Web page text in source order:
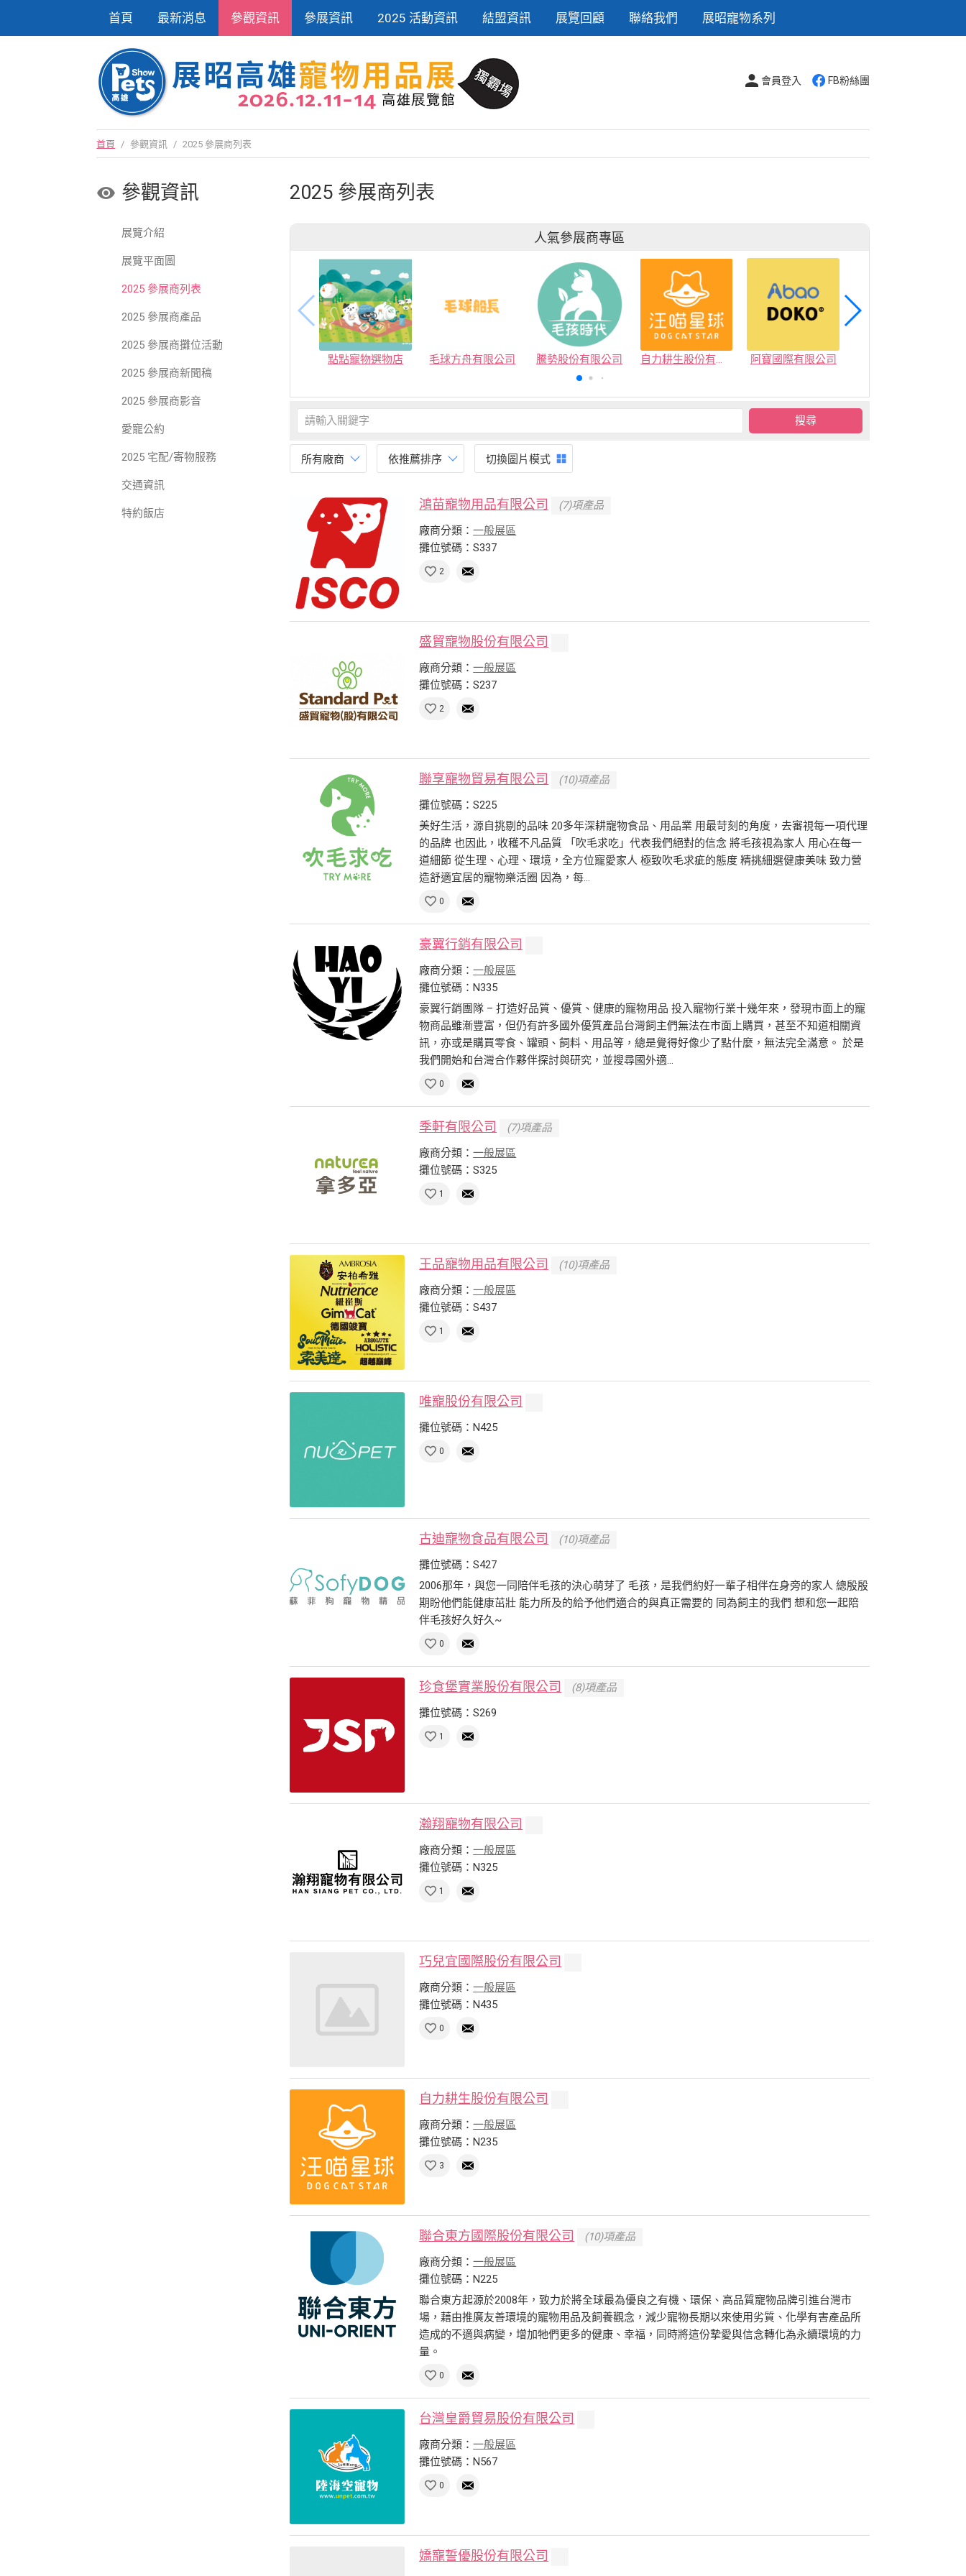
首頁 最新消息 參觀資訊 參展資訊 2025 活動資訊 結盟資訊 展覽回顧 聯絡我們 展昭寵物系列
會員登入 FB粉絲團
首頁 / 參觀資訊 / 2025 參展商列表
參觀資訊
展覽介紹
展覽平面圖
2025 參展商列表
2025 參展商產品
2025 參展商攤位活動
2025 參展商新聞稿
2025 參展商影音
愛寵公約
2025 宅配/寄物服務
交通資訊
特約飯店
2025 參展商列表
人氣參展商專區
點點寵物選物店 毛球方舟有限公司 騰勢股份有限公司 自力耕生股份有限公司 阿寶國際有限公司
所有廠商 依推薦排序 切換圖片模式
鴻苗寵物用品有限公司
(7)項產品
廠商分類：一般展區
攤位號碼：S337
2
盛貿寵物股份有限公司
廠商分類：一般展區
攤位號碼：S237
2
聯享寵物貿易有限公司
(10)項產品
攤位號碼：S225
美好生活，源自挑剔的品味 20多年深耕寵物食品、用品業 用最苛刻的角度，去審視每一項代理
的品牌 也因此，收穫不凡品質 「吹毛求吃」代表我們絕對的信念 將毛孩視為家人 用心在每一
道細節 從生理、心理、環境，全方位寵愛家人 極致吹毛求疵的態度 精挑細選健康美味 致力營
造舒適宜居的寵物樂活圈 因為，每...
0
豪翼行銷有限公司
廠商分類：一般展區
攤位號碼：N335
豪翼行銷團隊 – 打造好品質、優質、健康的寵物用品 投入寵物行業十幾年來，發現市面上的寵
物商品雖漸豐富，但仍有許多國外優質產品台灣飼主們無法在市面上購買，甚至不知道相關資
訊，亦或是購買零食、罐頭、飼料、用品等，總是覺得好像少了點什麼，無法完全滿意。 於是
我們開始和台灣合作夥伴探討與研究，並搜尋國外適...
0
季軒有限公司
(7)項產品
廠商分類：一般展區
攤位號碼：S325
1
王品寵物用品有限公司
(10)項產品
廠商分類：一般展區
攤位號碼：S437
1
唯寵股份有限公司
攤位號碼：N425
0
古迪寵物食品有限公司
(10)項產品
攤位號碼：S427
2006那年，與您一同陪伴毛孩的決心萌芽了 毛孩，是我們約好一輩子相伴在身旁的家人 總殷殷
期盼他們能健康茁壯 能力所及的給予他們適合的與真正需要的 同為飼主的我們 想和您一起陪
伴毛孩好久好久~
0
珍食堡實業股份有限公司
(8)項產品
攤位號碼：S269
1
瀚翔寵物有限公司
廠商分類：一般展區
攤位號碼：N325
1
巧兒宜國際股份有限公司
廠商分類：一般展區
攤位號碼：N435
0
自力耕生股份有限公司
廠商分類：一般展區
攤位號碼：N235
3
聯合東方國際股份有限公司
(10)項產品
廠商分類：一般展區
攤位號碼：N225
聯合東方起源於2008年，致力於將全球最為優良之有機、環保、高品質寵物品牌引進台灣市
場，藉由推廣友善環境的寵物用品及飼養觀念，減少寵物長期以來使用劣質、化學有害產品所
造成的不適與病變，增加牠們更多的健康、幸福，同時將這份摯愛與信念轉化為永續環境的力
量。
0
台灣皇爵貿易股份有限公司
廠商分類：一般展區
攤位號碼：N567
0
嬌寵誓優股份有限公司